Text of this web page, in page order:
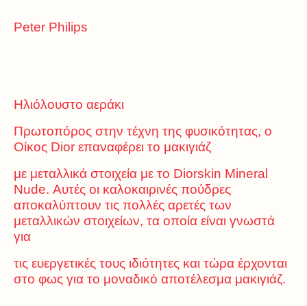
Peter Philips
Ηλιόλουστο αεράκι
Πρωτοπόρος στην τέχνη της φυσικότητας, ο
Οίκος Dior επαναφέρει το μακιγιάζ
με μεταλλικά στοιχεία με το Diorskin Mineral
Nude. Αυτές οι καλοκαιρινές πούδρες
αποκαλύπτουν τις πολλές αρετές των
μεταλλικών στοιχείων, τα οποία είναι γνωστά
για
τις ευεργετικές τους ιδιότητες και τώρα έρχονται
στο φως για το μοναδικό αποτέλεσμα μακιγιάζ.